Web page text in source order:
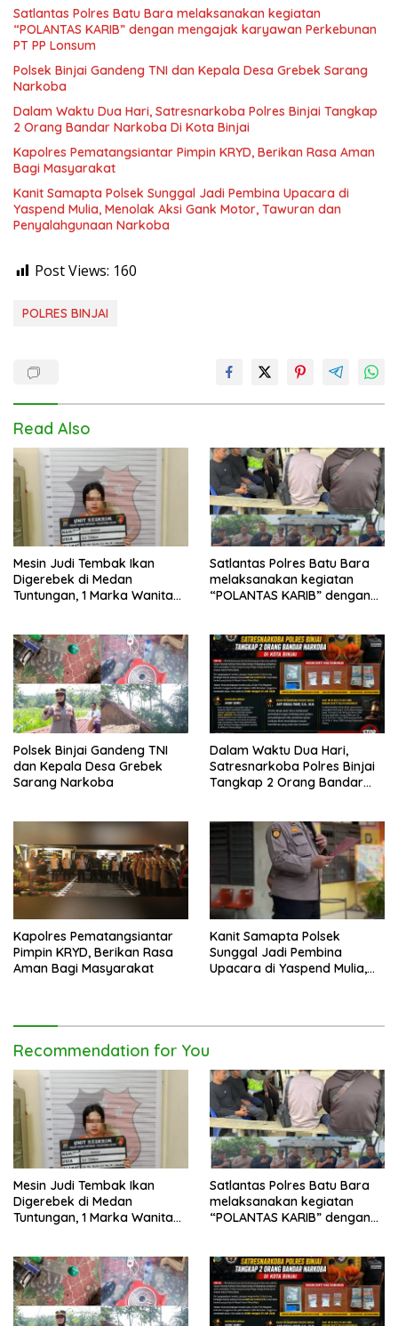
Satlantas Polres Batu Bara melaksanakan kegiatan
“POLANTAS KARIB” dengan mengajak karyawan Perkebunan
PT PP Lonsum
Polsek Binjai Gandeng TNI dan Kepala Desa Grebek Sarang
Narkoba
Dalam Waktu Dua Hari, Satresnarkoba Polres Binjai Tangkap
2 Orang Bandar Narkoba Di Kota Binjai
Kapolres Pematangsiantar Pimpin KRYD, Berikan Rasa Aman
Bagi Masyarakat
Kanit Samapta Polsek Sunggal Jadi Pembina Upacara di
Yaspend Mulia, Menolak Aksi Gank Motor, Tawuran dan
Penyalahgunaan Narkoba
Post Views: 160
POLRES BINJAI
Read Also
Mesin Judi Tembak Ikan
Digerebek di Medan
Tuntungan, 1 Marka Wanita
Satlantas Polres Batu Bara
melaksanakan kegiatan
“POLANTAS KARIB” dengan
Polsek Binjai Gandeng TNI
dan Kepala Desa Grebek
Sarang Narkoba
Dalam Waktu Dua Hari,
Satresnarkoba Polres Binjai
Tangkap 2 Orang Bandar
Kapolres Pematangsiantar
Pimpin KRYD, Berikan Rasa
Aman Bagi Masyarakat
Kanit Samapta Polsek
Sunggal Jadi Pembina
Upacara di Yaspend Mulia,
Recommendation for You
Mesin Judi Tembak Ikan
Digerebek di Medan
Tuntungan, 1 Marka Wanita
Satlantas Polres Batu Bara
melaksanakan kegiatan
“POLANTAS KARIB” dengan